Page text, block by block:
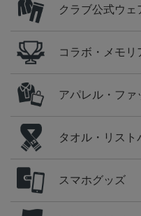
クラブ公式ウェ
コラボ・メモリ
アパレル・ファ
タオル・リスト
スマホグッズ